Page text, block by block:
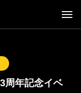
周年記念イベ